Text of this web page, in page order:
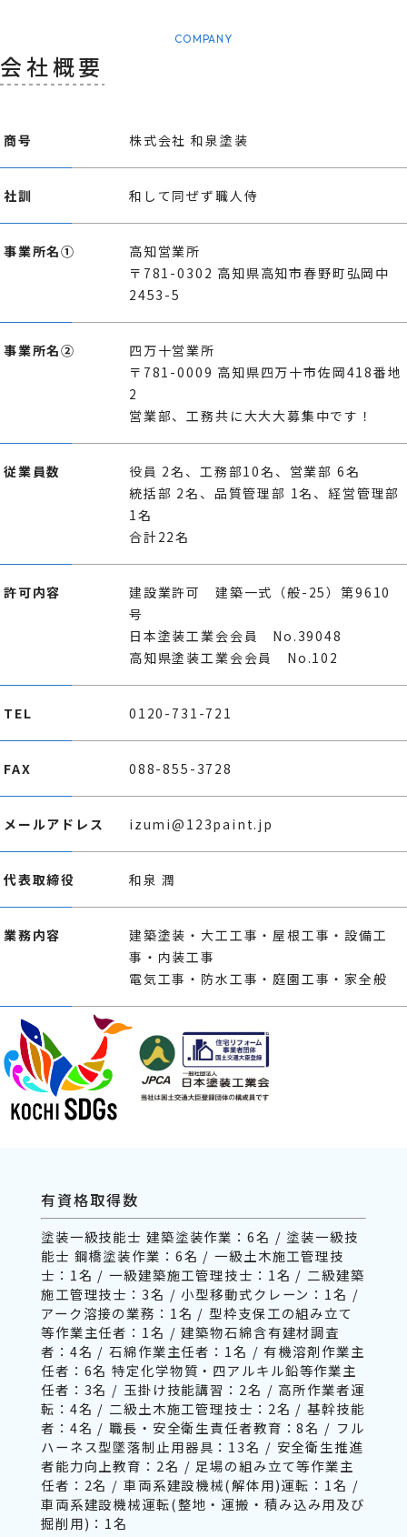
COMPANY
会社概要
商号 株式会社 和泉塗装
社訓 和して同ぜず職人侍
事業所名①
高知営業所
〒781-0302 高知県高知市春野町弘岡中
2453-5
事業所名②
四万十営業所
〒781-0009 高知県四万十市佐岡418番地
2
営業部、工務共に大大大募集中です！
従業員数
役員 2名、工務部10名、営業部 6名
統括部 2名、品質管理部 1名、経営管理部
1名
合計22名
許可内容
建設業許可 建築一式（般-25）第9610
号
日本塗装工業会会員 No.39048
高知県塗装工業会会員 No.102
TEL 0120-731-721
FAX 088-855-3728
メールアドレス izumi@123paint.jp
代表取締役 和泉 潤
業務内容
建築塗装・大工工事・屋根工事・設備工
事・内装工事
電気工事・防水工事・庭園工事・家全般
有資格取得数
塗装一級技能士 建築塗装作業：6名 / 塗装一級技
能士 鋼橋塗装作業：6名 / 一級土木施工管理技
士：1名 / 一級建築施工管理技士：1名 / 二級建築
施工管理技士：3名 / 小型移動式クレーン：1名 /
アーク溶接の業務：1名 / 型枠支保工の組み立て
等作業主任者：1名 / 建築物石綿含有建材調査
者：4名 / 石綿作業主任者：1名 / 有機溶剤作業主
任者：6名 特定化学物質・四アルキル鉛等作業主
任者：3名 / 玉掛け技能講習：2名 / 高所作業者運
転：4名 / 二級土木施工管理技士：2名 / 基幹技能
者：4名 / 職長・安全衛生責任者教育：8名 / フル
ハーネス型墜落制止用器具：13名 / 安全衛生推進
者能力向上教育：2名 / 足場の組み立て等作業主
任者：2名 / 車両系建設機械(解体用)運転：1名 /
車両系建設機械運転(整地・運搬・積み込み用及び
掘削用)：1名